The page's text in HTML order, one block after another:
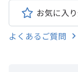
お気に入
よくあるご質問